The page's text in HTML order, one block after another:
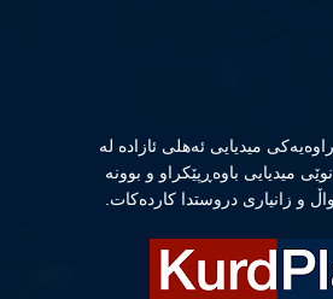
میدیایی ئەهلی ئازادە لە
میدیایی باوەڕپێكراو و بوونە
و زانیاری دروستدا كاردەكات.